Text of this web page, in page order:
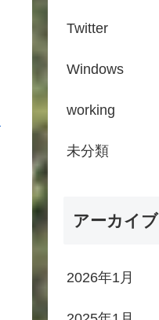
Twitter
Windows
working
未分類
アーカイブ
2026年1月